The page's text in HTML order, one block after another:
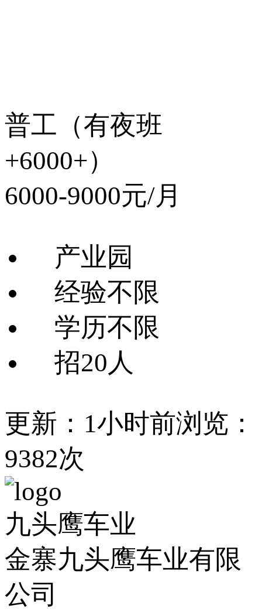
普工（有夜班
+6000+）
6000-9000元/月
产业园
经验不限
学历不限
招20人
更新：1小时前浏览：
9382次
九头鹰车业
金寨九头鹰车业有限
公司